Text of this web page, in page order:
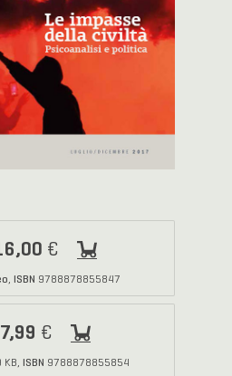
€
, ISBN 9788878855847
7,99 €
KB, ISBN 9788878855854